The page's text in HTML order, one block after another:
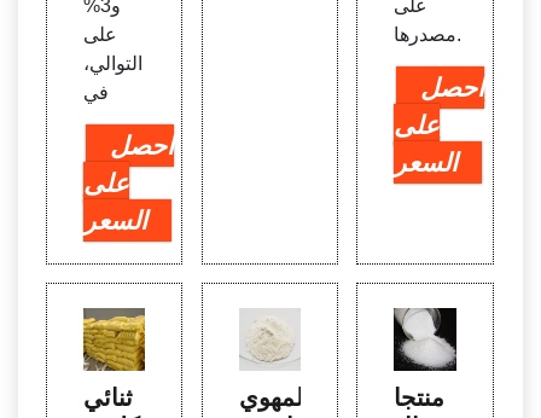
و3%
على
التوالي،
في
احصل
على
السعر
على
مصدرها.
احصل
على
السعر
ثنائي
المهوي
منتجا